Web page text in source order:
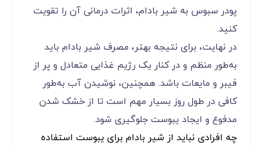
پودر سبوس به شیر بادام، اثرات درمانی آن را تقویت
کنید.
در نهایت، برای نتیجه بهتر، مصرف شیر بادام باید
به‌طور منظم و در کنار یک رژیم غذایی متعادل و پر از
فیبر و مایعات باشد. همچنین، نوشیدن آب به‌طور
کافی در طول روز بسیار مهم است تا از خشک شدن
مدفوع و ایجاد یبوست جلوگیری شود.
چه افرادی نباید از شیر بادام برای یبوست استفاده